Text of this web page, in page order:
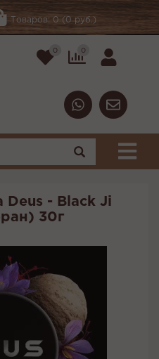
Товаров: 0 (0 руб.)
0 0
Deus - Black Ji
30г